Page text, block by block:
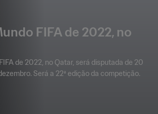
FIFA de 2022, no
de 2022, no Qatar, será disputada de 20
Será a 22ª edição da competição.